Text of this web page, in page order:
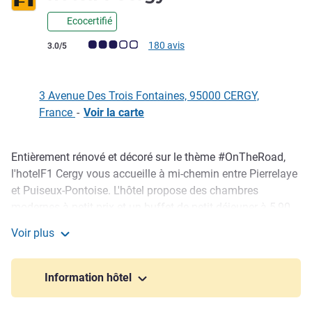
Ecocertifié
Note Avis clients (Note ALL)
3.0/5 180 avis
3 Avenue Des Trois Fontaines, 95000 CERGY,
France - Voir la carte
Description
Entièrement rénové et décoré sur le thème #OnTheRoad,
l'hotelF1 Cergy vous accueille à mi-chemin entre Pierrelaye
et Puiseux-Pontoise. L'hôtel propose des chambres
des 3 Fontaines, cet hôtel économique à Cergy est
facilement accessible en voiture. La gare RER A de Cergy-
Préfecture est à 300 m, et celles de Cergy-le-Haut et Cergy-
Voir plus
Information hôtel